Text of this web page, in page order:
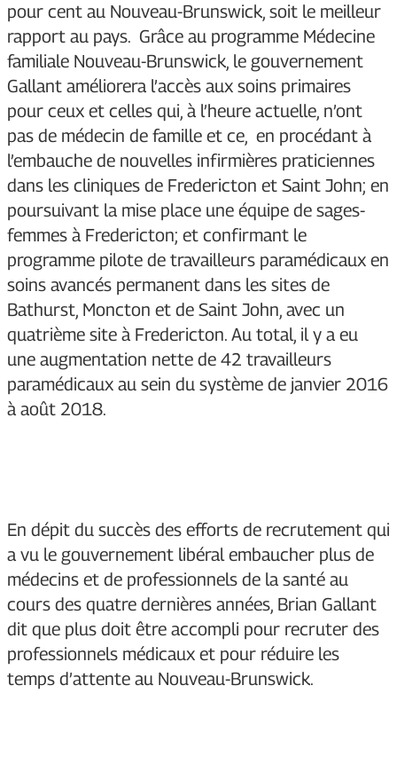
pour cent au Nouveau-Brunswick, soit le meilleur
rapport au pays. Grâce au programme Médecine
familiale Nouveau-Brunswick, le gouvernement
Gallant améliorera l’accès aux soins primaires
pour ceux et celles qui, à l’heure actuelle, n’ont
pas de médecin de famille et ce, en procédant à
l’embauche de nouvelles infirmières praticiennes
dans les cliniques de Fredericton et Saint John; en
poursuivant la mise place une équipe de sages-
femmes à Fredericton; et confirmant le
programme pilote de travailleurs paramédicaux en
soins avancés permanent dans les sites de
Bathurst, Moncton et de Saint John, avec un
quatrième site à Fredericton. Au total, il y a eu
une augmentation nette de 42 travailleurs
paramédicaux au sein du système de janvier 2016
à août 2018.
En dépit du succès des efforts de recrutement qui
a vu le gouvernement libéral embaucher plus de
médecins et de professionnels de la santé au
cours des quatre dernières années, Brian Gallant
dit que plus doit être accompli pour recruter des
professionnels médicaux et pour réduire les
temps d’attente au Nouveau-Brunswick.